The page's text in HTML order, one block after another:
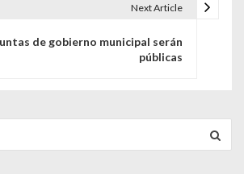
Next Article
de gobierno municipal serán
públicas